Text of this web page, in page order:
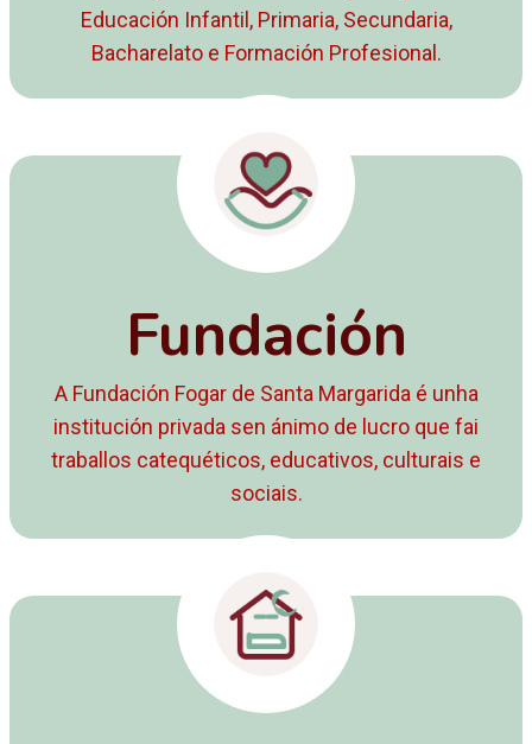
Educación Infantil, Primaria, Secundaria,
Bacharelato e Formación Profesional.
Fundación
A Fundación Fogar de Santa Margarida é unha
institución privada sen ánimo de lucro que fai
traballos catequéticos, educativos, culturais e
sociais.